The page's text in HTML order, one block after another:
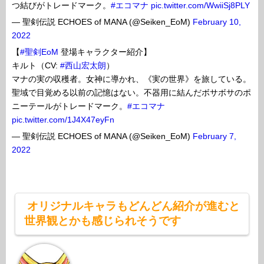
つ結びがトレードマーク。 #エコマナ pic.twitter.com/WwiiSj8PLY
— 聖剣伝説 ECHOES of MANA (@Seiken_EoM) February 10,
2022
【#聖剣EoM 登場キャラクター紹介】
キルト（CV: #西山宏太朗）
マナの実の収穫者。女神に導かれ、《実の世界》を旅している。
聖域で目覚める以前の記憶はない。不器用に結んだボサボサのポ
ニーテールがトレードマーク。 #エコマナ
pic.twitter.com/1J4X47eyFn
— 聖剣伝説 ECHOES of MANA (@Seiken_EoM) February 7,
2022
オリジナルキャラもどんどん紹介が進むと
世界観とかも感じられそうです